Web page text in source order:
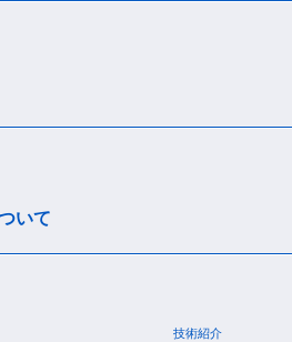
いて
技術紹介